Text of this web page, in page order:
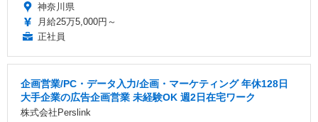
神奈川県
月給25万5,000円～
正社員
企画営業/PC・データ入力/企画・マーケティング 年休128日
大手企業の広告企画営業 未経験OK 週2日在宅ワーク
株式会社Perslink